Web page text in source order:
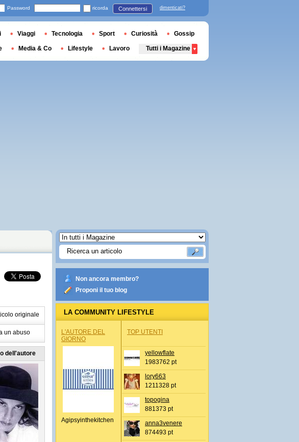
originale
un abuso
dell'autore
Non ancora membro?
Proponi il tuo blog
LA COMMUNITY LIFESTYLE
L'AUTORE DEL
GIORNO
Agipsyinthekitchen
TOP UTENTI
yellowflate
1983762 pt
lory663
1211328 pt
topogina
881373 pt
anna3venere
874493 pt
Password ricorda Connettersi dimenticati?
Viaggi Tecnologia Sport Curiosità Gossip
Media & Co Lifestyle Lavoro Tutti i Magazine